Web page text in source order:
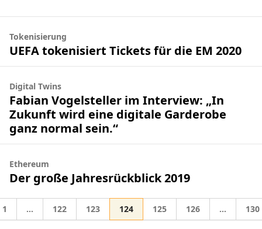
Tokenisierung
UEFA tokenisiert Tickets für die EM 2020
Digital Twins
Fabian Vogelsteller im Interview: „In
Zukunft wird eine digitale Garderobe
ganz normal sein.“
Ethereum
Der große Jahresrückblick 2019
Gehe zur Seite
1 Zwischenseiten weggelassen
… Gehe zur Seite
122 Gehe zur Seite
123 Gehe zur Seite
124 Gehe zur Seite
125 Gehe zur Seite
126 … 130